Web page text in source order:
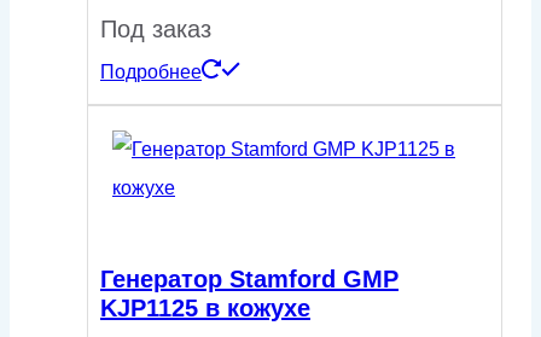
Под заказ
Подробнее
Генератор Stamford GMP
KJP1125 в кожухе